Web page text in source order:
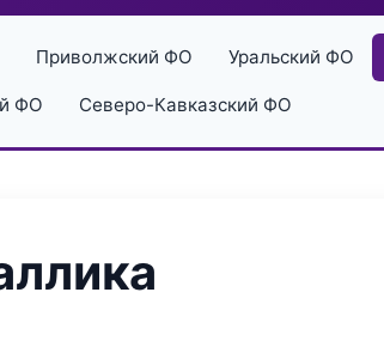
Приволжский ФО Уральский ФО
ФО Северо-Кавказский ФО